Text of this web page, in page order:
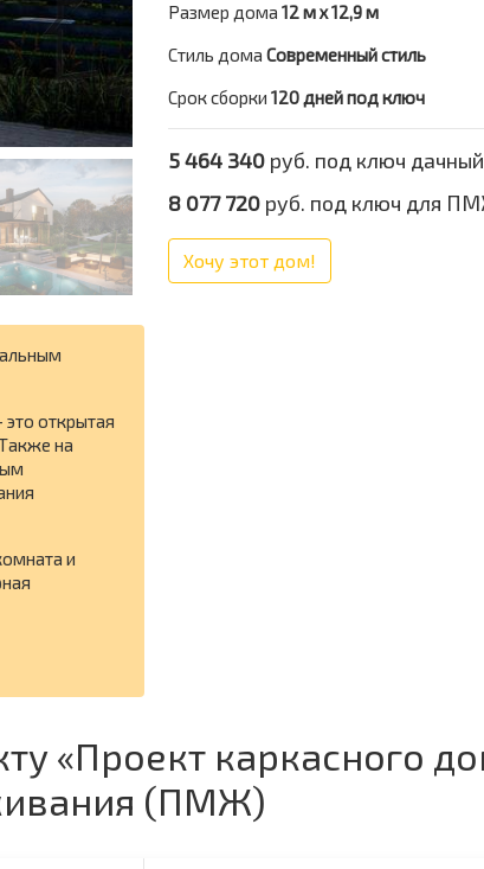
Размер дома 12 м х 12,9 м
Стиль дома Современный стиль
Срок сборки 120 дней под ключ
5 464 340 руб. под ключ
8 077 720 руб. под ключ для
Хочу этот дом!
открытая
на
и
«Проект каркасного
(ПМЖ)